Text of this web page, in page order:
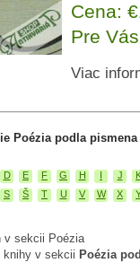
Cena:
Pre
Viac
Poézia podla
D E F G H I J
S Š T U V W X
v sekcii Poézia
v sekcii Poézia